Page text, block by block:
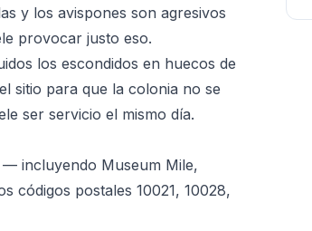
y los avispones son agresivos
provocar justo eso.
los escondidos en huecos de
sitio para que la colonia no se
ser servicio el mismo día.
incluyendo Museum Mile,
códigos postales 10021, 10028,